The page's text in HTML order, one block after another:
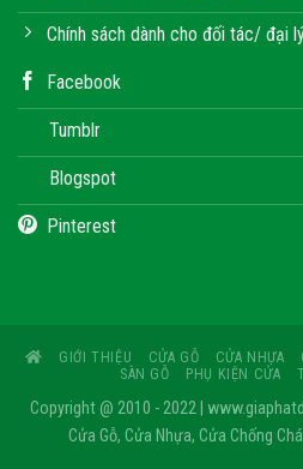
Chính sách dành cho đối tác/ đại
Facebook
Tumblr
Blogspot
Pinterest
GIỚI THIỆU CỬA GỖ CỬA NHỰA
SÀN GỖ
PHỤ KIỆN CỬA
Copyright @ 2010 - 2022 |
Cửa Gỗ, Cửa Nhựa, Cửa Chống